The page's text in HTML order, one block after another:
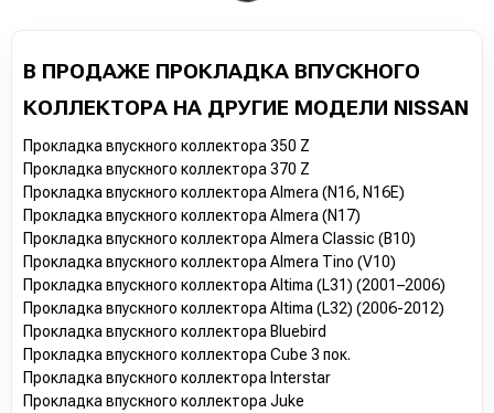
В ПРОДАЖЕ ПРОКЛАДКА ВПУСКНОГО
КОЛЛЕКТОРА НА ДРУГИЕ МОДЕЛИ NISSAN
Прокладка впускного коллектора 350 Z
Прокладка впускного коллектора 370 Z
Прокладка впускного коллектора Almera (N16, N16E)
Прокладка впускного коллектора Almera (N17)
Прокладка впускного коллектора Almera Classic (B10)
Прокладка впускного коллектора Almera Tino (V10)
Прокладка впускного коллектора Altima (L31) (2001–2006)
Прокладка впускного коллектора Altima (L32) (2006-2012)
Прокладка впускного коллектора Bluebird
Прокладка впускного коллектора Cube 3 пок.
Прокладка впускного коллектора Interstar
Прокладка впускного коллектора Juke